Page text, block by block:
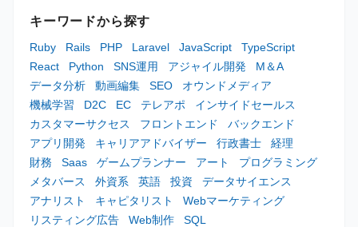
キーワードから探す
Ruby Rails PHP Laravel JavaScript
TypeScript
React
Python SNS運用 アジャイル開発
M＆A
データ分析
動画編集 SEO
オウンドメディア
機械学習
D2C EC テレアポ
インサイドセールス
カスタマーサクセス
フロントエンド
バックエンド
アプリ開発
キャリアアドバイザー 行政書士
経理
財務
Saas ゲームプランナー アート
プログラミング
メタバース
外資系 英語 投資
データサイエンス
アナリスト
キャピタリスト
Webマーケティング
リスティング広告
Web制作 SQL